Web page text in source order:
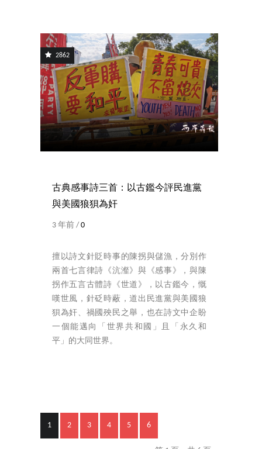
2862
古典感事詩三首：以古鑑今評民進黨
與美國狼狽為奸
3 年前 / 0
擅以詩文針貶時事的陳拐與儲漁，分別作
兩首七言律詩《沆瀣》與《感事》，與陳
拐作五言古體詩《世道》，以古鑑今，慨
嘆世風，針砭時蔽，道出民進黨與美國狼
狽為奸、禍國殃民之舉，也在詩文中企盼
一個能邁向「世界共和國」且「永久和
平」的大同世界。
1 2 3 4 5 6